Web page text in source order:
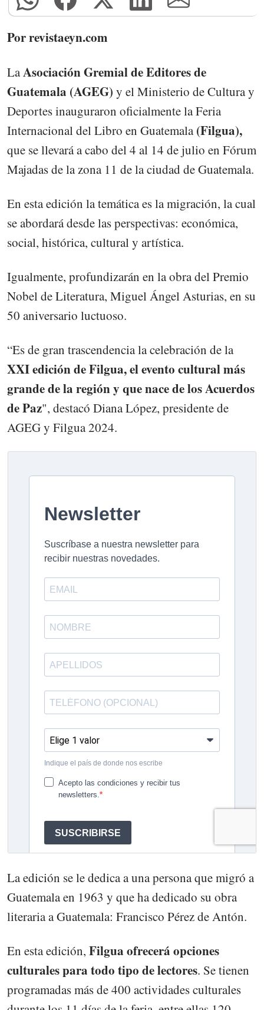
Por revistaeyn.com
LaAsociación Gremial de Editores de
Guatemala (AGEG) y el Ministerio de Cultura y
Deportes inauguraron oficialmente la Feria
Internacional del Libro en Guatemala(Filgua),
que se llevará a cabo del 4 al 14 de julio en Fórum
Majadas de la zona 11 de la ciudad de Guatemala.
En esta edición la temática es la migración, la cual
se abordará desde las perspectivas: económica,
social, histórica, cultural y artística.
Igualmente, profundizarán en la obra del Premio
Nobel de Literatura, Miguel Ángel Asturias, en su
50 aniversario luctuoso.
“Es de gran trascendencia la celebración de la
XXI edición de Filgua, el evento cultural más
grande de la región y que nace de los Acuerdos
de Paz", destacó Diana López, presidente de
AGEG y Filgua 2024.
La edición se le dedica a una persona que migró a
Guatemala en 1963 y que ha dedicado su obra
literaria a Guatemala: Francisco Pérez de Antón.
En esta edición, Filgua ofrecerá opciones
culturales para todo tipo de lectores. Se tienen
programadas más de 400 actividades culturales